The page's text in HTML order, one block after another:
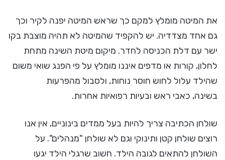
את המיטה מומלץ למקם כך שראש המיטה יפנה לקיר וכך
גם אחד מצדדיה. יש להקפיד שהמיטה לא תהיה מוצבת בקו
ישר עם דלת הכניסה לחדר. מיקום מיטת השינה מתחת
לחלון, קורות או מדפים איננו מומלץ על פי הפנג שואי משום
שהילד עלול לחוש חוסר נוחות, ולסבול מהפרעות
בשינה, כאבי ראש ובעיות רפואיות אחרות.
שולחן הכתיבה צריך להיות בעל ממדים בינוניים, אין אנו
רוצים שולחן קטן ותינוקי וגם לא שולחן "מנהלים". על
השולחן להתאים לגובה הילד. חשוב שרגלי הילד יגעו